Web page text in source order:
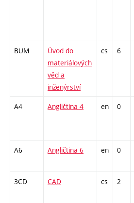
BUM
Úvod do
materiálových
věd a
inženýrství
cs 6
A4 Angličtina 4 en 0
A6 Angličtina 6 en 0
3CD CAD cs 2